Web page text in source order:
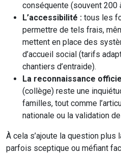
conséquente (souvent 200
L’accessibilité : tous les
permettre de tels frais,
mettent en place des
d’accueil social (tarifs
chantiers d’entraide).
La reconnaissance
(collège) reste une
familles, tout comme
nationale ou la validation
À cela s’ajoute la question plus
parfois sceptique ou méfiant